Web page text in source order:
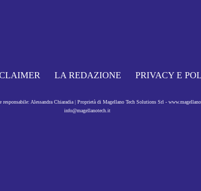
LA REDAZIONE PRIVACY E
Alessandra Chiaradia | Proprietà di Magellano Tech Solutions Srl -
info@magellanotech.it